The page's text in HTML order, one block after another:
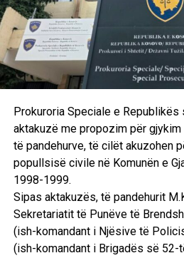
Prokuroria Speciale e
aktakuzë me propozim për
të pandehurve, të cilët akuzohen
popullsisë civile në Komunën e
1998-1999.
Sipas aktakuzës, të pandehurit
Sekretariatit të Punëve të
(ish-komandant i Njësive të
(ish-komandant i Brigadës së 52-